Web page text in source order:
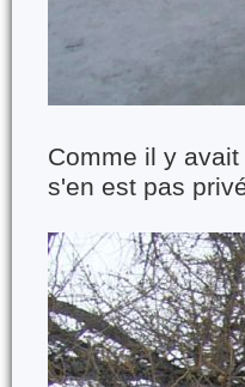
Comme il y
s'en est pas